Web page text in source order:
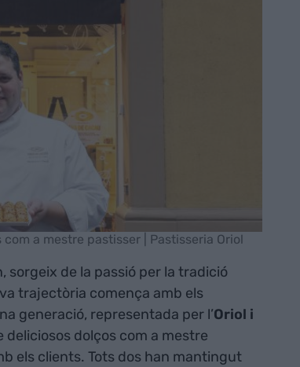
a mestre pastisser | Pastisseria Oriol
sorgeix de la passió per la tradició
trajectòria comença amb els
generació, representada per l’Oriol i
deliciosos dolços com a mestre
els clients. Tots dos han mantingut